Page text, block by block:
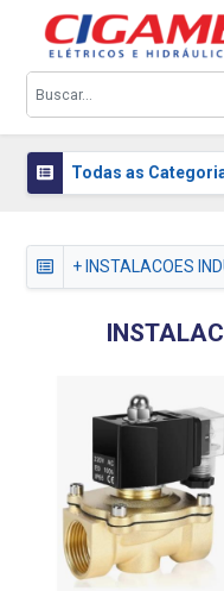
Todas as
+ INSTALACOES